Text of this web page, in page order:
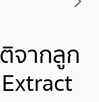
จากลูก